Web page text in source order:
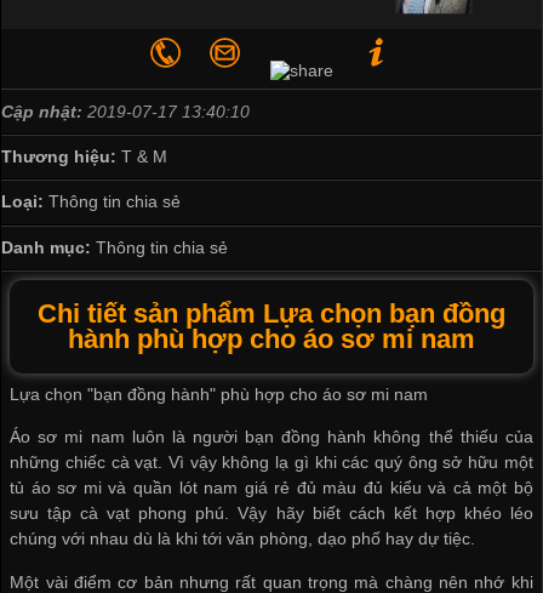
Cập nhật: 2019-07-17 13:40:10
Thương hiệu: T & M
Loại: Thông tin chia sẻ
Danh mục: Thông tin chia sẻ
Chi tiết sản phẩm Lựa chọn bạn đồng
hành phù hợp cho áo sơ mi nam
Lựa chọn "bạn đồng hành" phù hợp cho áo sơ mi nam
Áo sơ mi nam luôn là người bạn đồng hành không thể thiếu của
những chiếc cà vạt. Vì vậy không lạ gì khi các quý ông sở hữu một
tủ áo sơ mi vàquần lót nam giá rẻ đủ màu đủ kiểu và cả một bộ
sưu tập cà vạt phong phú. Vậy hãy biết cách kết hợp khéo léo
chúng với nhau dù là khi tới văn phòng, dạo phố hay dự tiệc.
Một vài điểm cơ bản nhưng rất quan trọng mà chàng nên nhớ khi